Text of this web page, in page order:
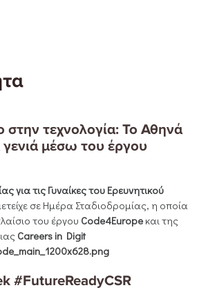
στην τεχνολογία: Το Αθηνά
γενιά μέσω του έργου
για τις Γυναίκες του Ερευνητικού
σε Ημέρα Σταδιοδρομίας, η οποία
του έργου Code4Europe και της
Careers in Digit
#FutureReadyCSR